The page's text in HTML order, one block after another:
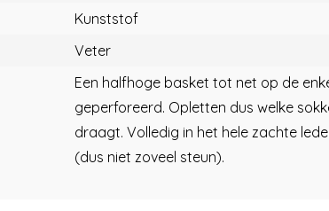
Kunststof
Veter
Een halfhoge basket tot net op de
geperforeerd. Opletten dus welke
draagt. Volledig in het hele zachte
(dus niet zoveel steun).